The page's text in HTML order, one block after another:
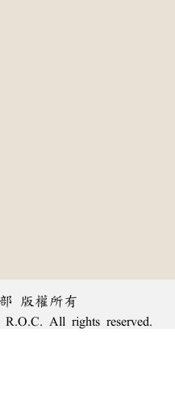
版權所有
All rights reserved.